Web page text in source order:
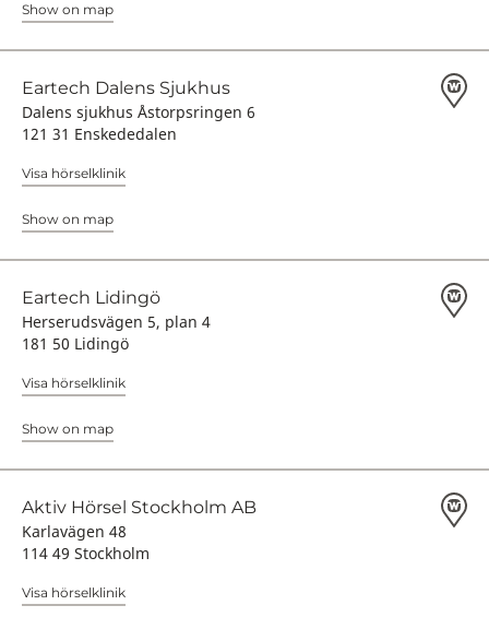
Show on map
Eartech Dalens Sjukhus
Dalens sjukhus Åstorpsringen 6
121 31 Enskededalen
Visa hörselklinik
Show on map
Eartech Lidingö
Herserudsvägen 5, plan 4
181 50 Lidingö
Visa hörselklinik
Show on map
Aktiv Hörsel Stockholm AB
Karlavägen 48
114 49 Stockholm
Visa hörselklinik